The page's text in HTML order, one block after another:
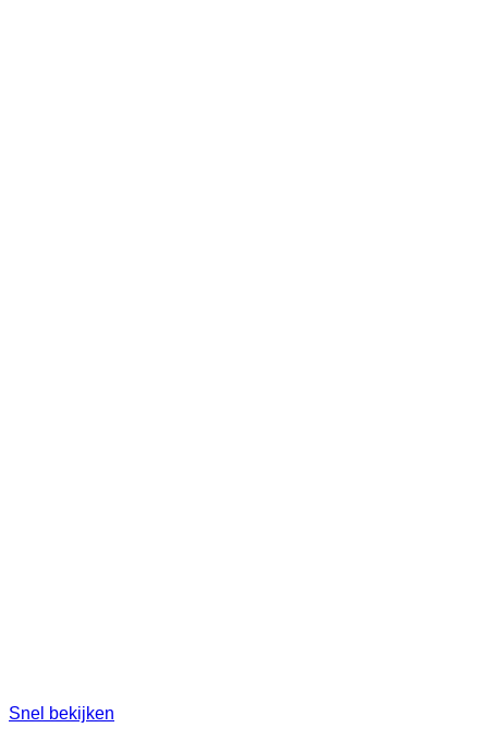
Snel bekijken